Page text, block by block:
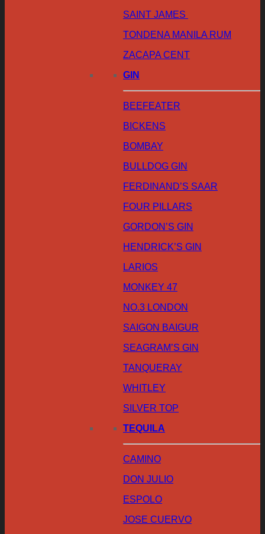
SAINT JAMES
TONDENA MANILA RUM
ZACAPA CENT
GIN
BEEFEATER
BICKENS
BOMBAY
BULLDOG GIN
FERDINAND’S SAAR
FOUR PILLARS
GORDON’S GIN
HENDRICK’S GIN
LARIOS
MONKEY 47
NO.3 LONDON
SAIGON BAIGUR
SEAGRAM’S GIN
TANQUERAY
WHITLEY
SILVER TOP
TEQUILA
CAMINO
DON JULIO
ESPOLO
JOSE CUERVO